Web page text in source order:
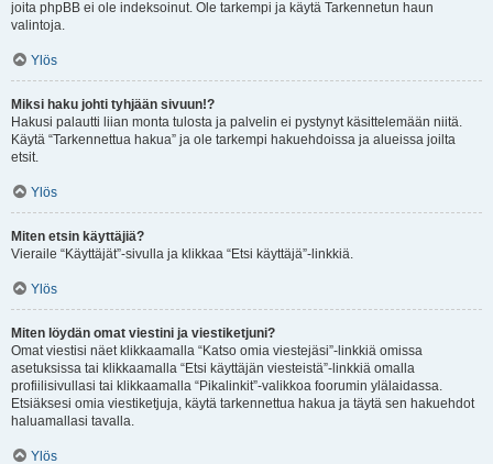
joita phpBB ei ole indeksoinut. Ole tarkempi ja käytä Tarkennetun haun
valintoja.
Ylös
Miksi haku johti tyhjään sivuun!?
Hakusi palautti liian monta tulosta ja palvelin ei pystynyt käsittelemään niitä.
Käytä “Tarkennettua hakua” ja ole tarkempi hakuehdoissa ja alueissa joilta
etsit.
Ylös
Miten etsin käyttäjiä?
Vieraile “Käyttäjät”-sivulla ja klikkaa “Etsi käyttäjä”-linkkiä.
Ylös
Miten löydän omat viestini ja viestiketjuni?
Omat viestisi näet klikkaamalla “Katso omia viestejäsi”-linkkiä omissa
asetuksissa tai klikkaamalla “Etsi käyttäjän viesteistä”-linkkiä omalla
profiilisivullasi tai klikkaamalla “Pikalinkit”-valikkoa foorumin ylälaidassa.
Etsiäksesi omia viestiketjuja, käytä tarkennettua hakua ja täytä sen hakuehdot
haluamallasi tavalla.
Ylös